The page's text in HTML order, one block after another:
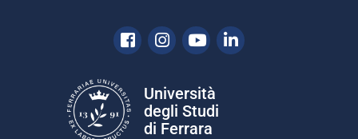
Facebook
Instagram
YoutubeLinkedin
Università
degli Studi
di Ferrara